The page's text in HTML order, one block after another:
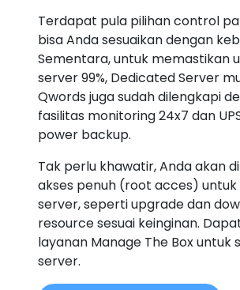
Terdapat pula pilihan control
bisa Anda sesuaikan dengan
Sementara, untuk memastikan
server 99%, Dedicated Server
Qwords juga sudah dilengkapi
fasilitas monitoring 24x7 dan
power backup.
Tak perlu khawatir, Anda akan
akses penuh (root acces)
server, seperti upgrade dan
resource sesuai keinginan.
layanan Manage The Box untuk
server.